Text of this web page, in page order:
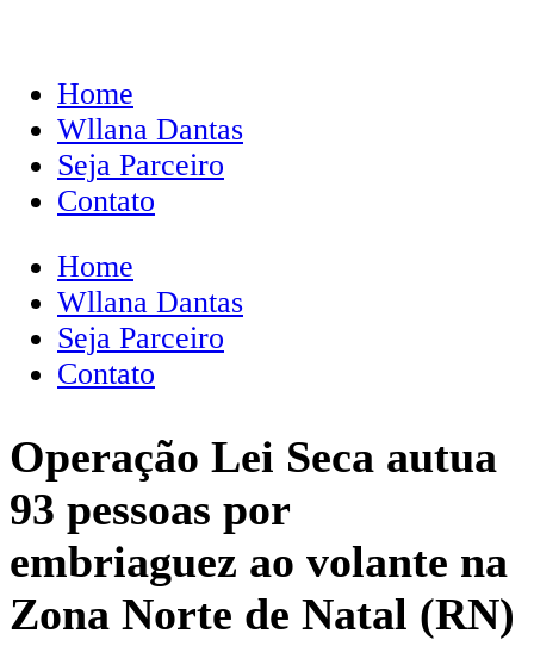
Home
Wllana Dantas
Seja Parceiro
Contato
Home
Wllana Dantas
Seja Parceiro
Contato
Operação Lei Seca autua
93 pessoas por
embriaguez ao volante na
Zona Norte de Natal (RN)